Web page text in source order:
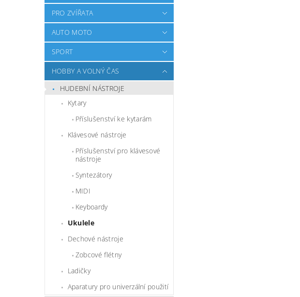
PRO ZVÍŘATA
AUTO MOTO
SPORT
HOBBY A VOLNÝ ČAS
HUDEBNÍ NÁSTROJE
Kytary
Příslušenství ke kytarám
Klávesové nástroje
Příslušenství pro klávesové
nástroje
Syntezátory
MIDI
Keyboardy
Ukulele
Dechové nástroje
Zobcové flétny
Ladičky
Aparatury pro univerzální použití